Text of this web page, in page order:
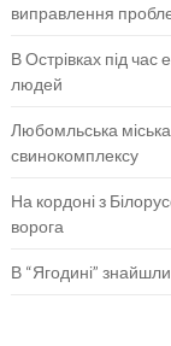
виправлення
В Острівках під час
людей
Любомльська
свинокомплексу
На кордоні з
ворога
В “Ягодині”